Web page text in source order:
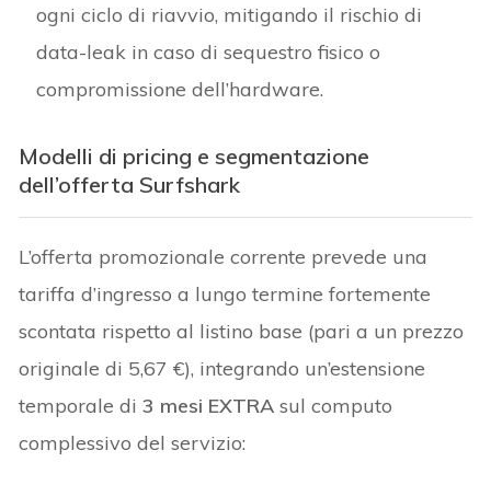
ogni ciclo di riavvio, mitigando il rischio di
data-leak in caso di sequestro fisico o
compromissione dell’hardware.
Modelli di pricing e segmentazione
dell’offerta Surfshark
L’offerta promozionale corrente prevede una
tariffa d’ingresso a lungo termine fortemente
scontata rispetto al listino base (pari a un prezzo
originale di 5,67 €), integrando un’estensione
temporale di3 mesi EXTRA sul computo
complessivo del servizio: